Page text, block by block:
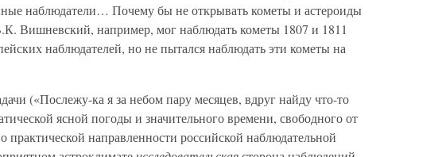
наблюдатели… Почему бы не открывать кометы и астероиды
Вишневский, например, мог наблюдать кометы 1807 и 1811
наблюдателей, но не пытался наблюдать эти кометы на
(«Послежу-ка я за небом пару месяцев, вдруг найду что-то
ясной погоды и значительного времени, свободного от
практической направленности российской наблюдательной